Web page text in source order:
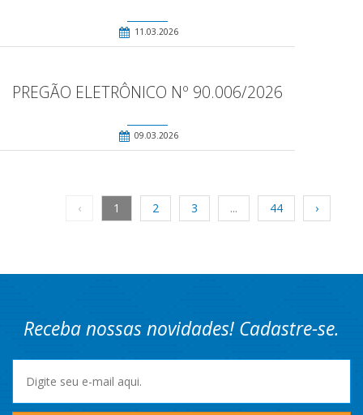
11.03.2026
PREGÃO ELETRÔNICO Nº 90.006/2026
09.03.2026
‹ 1 2 3 ... 44 ›
Receba nossas novidades! Cadastre-se.